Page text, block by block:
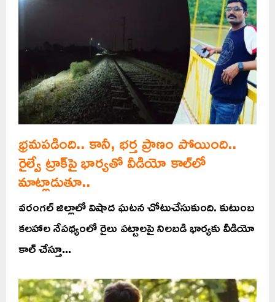
భ్రమపడింది.. కానీ, భర్త ప్రాణం పోయింది..
రైల్వే ట్రాక్‌పై భార్యతో వీడియో కాల్‌‌లో
మాట్లాడుతూ..
వరంగల్ జిల్లాలో విషాద ఘటన చోటుచేసుకుంది. కుటుంబ
కలహాల నేపథ్యంలో రైలు పట్టాలపై నిలబడి భార్యకు వీడియో
కాల్ చేస్తూ...